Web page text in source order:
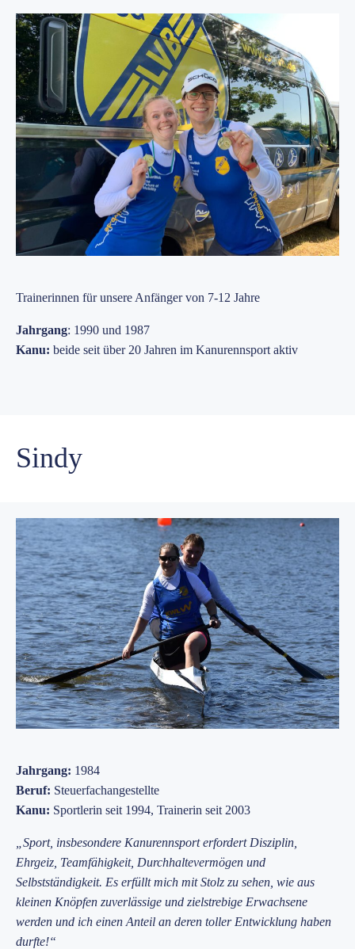
Trainerinnen für unsere Anfänger von 7-12 Jahre
Jahrgang: 1990 und 1987
Kanu: beide seit über 20 Jahren im Kanurennsport aktiv
Sindy
Jahrgang: 1984
Beruf: Steuerfachangestellte
Kanu: Sportlerin seit 1994, Trainerin seit 2003
„Sport, insbesondere Kanurennsport erfordert Disziplin,
Ehrgeiz, Teamfähigkeit, Durchhaltevermögen und
Selbstständigkeit. Es erfüllt mich mit Stolz zu sehen, wie aus
kleinen Knöpfen zuverlässige und zielstrebige Erwachsene
werden und ich einen Anteil an deren toller Entwicklung haben
durfte!“